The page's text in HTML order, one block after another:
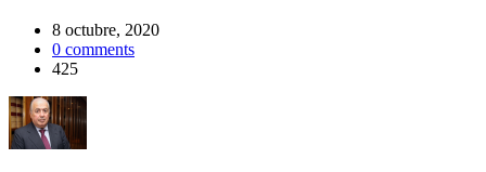
8 octubre, 2020
0 comments
425